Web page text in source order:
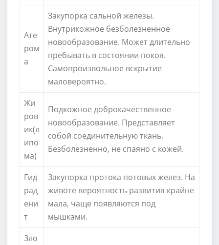
Ате
ром
а
Закупорка сальной железы.
Внутрикожное безболезненное
новообразование. Может длительно
пребывать в состоянии покоя.
Самопроизвольное вскрытие
маловероятно.
Жи
ров
ик(л
ипо
ма)
Подкожное доброкачественное
новообразование. Представляет
собой соединительную ткань.
Безболезненно, не спаяно с кожей.
Гид
рад
ени
т
Закупорка протока потовых желез. На
животе вероятность развития крайне
мала, чаще появляются под
мышками.
Зло